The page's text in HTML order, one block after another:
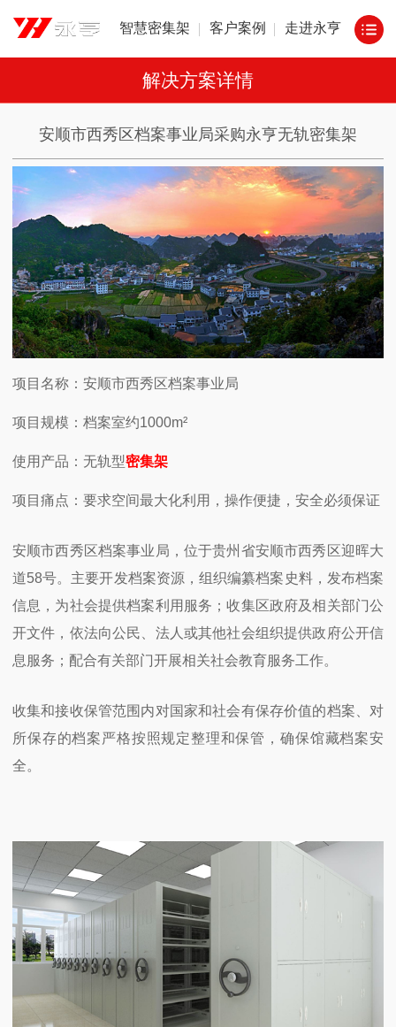
智慧密集架 客户案例 走进永亨
解决方案详情
安顺市西秀区档案事业局采购永亨无轨密集架
项目名称：安顺市西秀区档案事业局
项目规模：档案室约1000m²
使用产品：无轨型密集架
项目痛点：要求空间最大化利用，操作便捷，安全必须保证
安顺市西秀区档案事业局，位于贵州省安顺市西秀区迎晖大
道58号。主要开发档案资源，组织编纂档案史料，发布档案
信息，为社会提供档案利用服务；收集区政府及相关部门公
开文件，依法向公民、法人或其他社会组织提供政府公开信
息服务；配合有关部门开展相关社会教育服务工作。
收集和接收保管范围内对国家和社会有保存价值的档案、对
所保存的档案严格按照规定整理和保管，确保馆藏档案安
全。